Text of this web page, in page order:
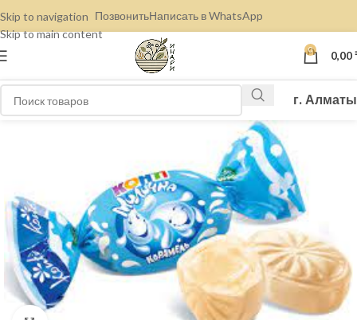
Skip to navigation
Skip to main content
ПозвонитьНаписать в WhatsApp
0 0,00
г. Алматы